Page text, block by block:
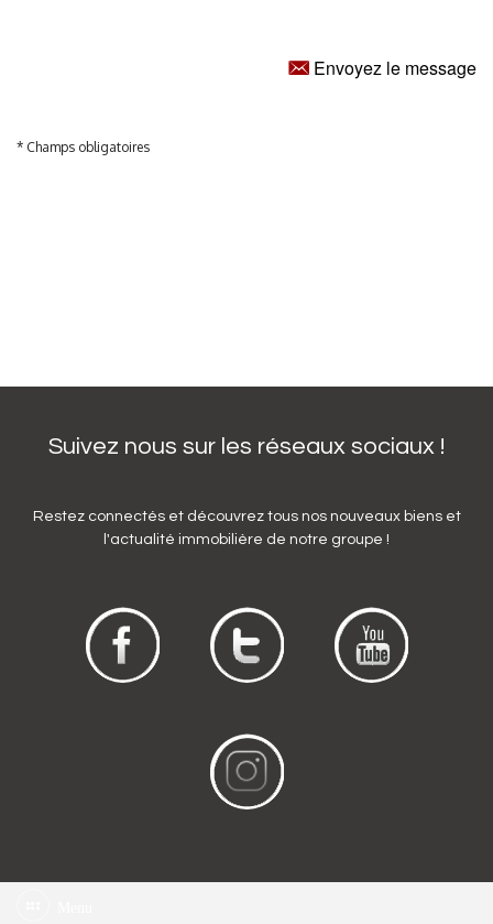
Envoyez le message
* Champs obligatoires
Suivez nous sur les réseaux sociaux !
Restez connectés et découvrez tous nos nouveaux biens et
l'actualité immobilière de notre groupe !